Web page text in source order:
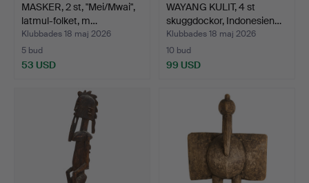
MASKER, 2 st, "Mei/Mwai",
latmul-folket, m…
Klubbades 18 maj 2026
5 bud
53 USD
WAYANG KULIT, 4 st
skuggdockor, Indonesien…
Klubbades 18 maj 2026
10 bud
99 USD